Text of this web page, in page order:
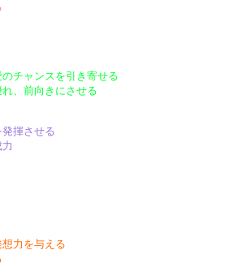
チャンスを引き寄せる
、前向きにさせる
揮させる
力を与える